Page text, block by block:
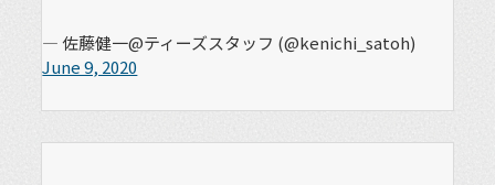
— 佐藤健一@ティーズスタッフ (@kenichi_satoh)
June 9, 2020